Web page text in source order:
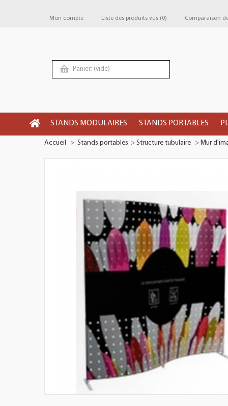
Mon compte Liste des produits vus (0) Comparaison
Panier: (vide)
STANDS MODULAIRES STANDS PORTABLES
Accueil > Stands portables > Structure tubulaire > Mur